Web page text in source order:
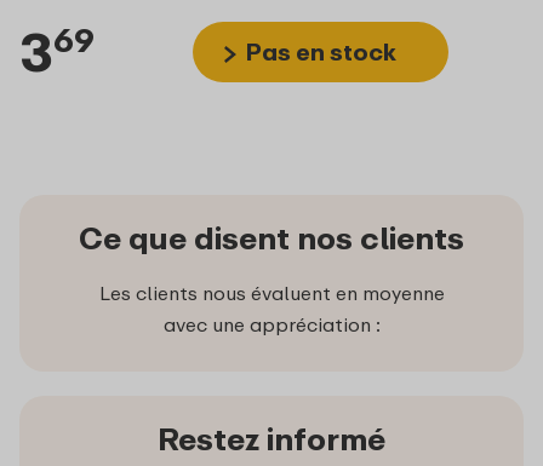
369 Pas en stock
Ce que disent nos clients
Les clients nous évaluent en moyenne
avec une appréciation :
Restez informé